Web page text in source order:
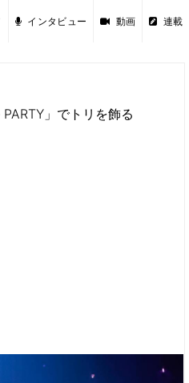
インタビュー 動画 連載
」でトリを飾る